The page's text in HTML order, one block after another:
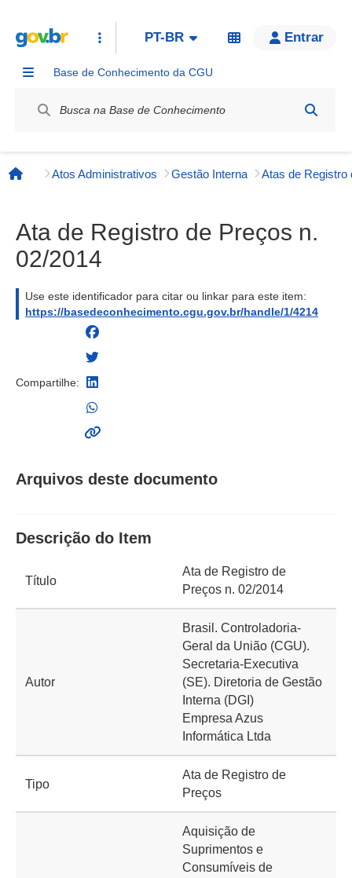
PT-BR Entrar
Base de Conhecimento da CGU
Página inicial
Atos Administrativos Gestão Interna
Ata de Registro de Preços n.
02/2014
Use este identificador para citar ou linkar para este item:
https://basedeconhecimento.cgu.gov.br/handle/1/4214
Compartilhe:
Arquivos deste documento
Descrição do Item
Título
Ata de Registro de
Preços n. 02/2014
Autor
Brasil. Controladoria-
Geral da União (CGU).
Secretaria-Executiva
(SE). Diretoria de Gestão
Interna (DGI)
Empresa Azus
Informática Ltda
Tipo
Ata de Registro de
Preços
Aquisição de
Suprimentos e
Consumíveis de